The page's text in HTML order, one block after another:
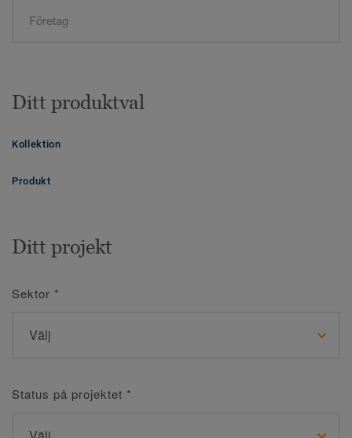
Ditt produktval
Kollektion
Produkt
Ditt projekt
Sektor *
Status på projektet *